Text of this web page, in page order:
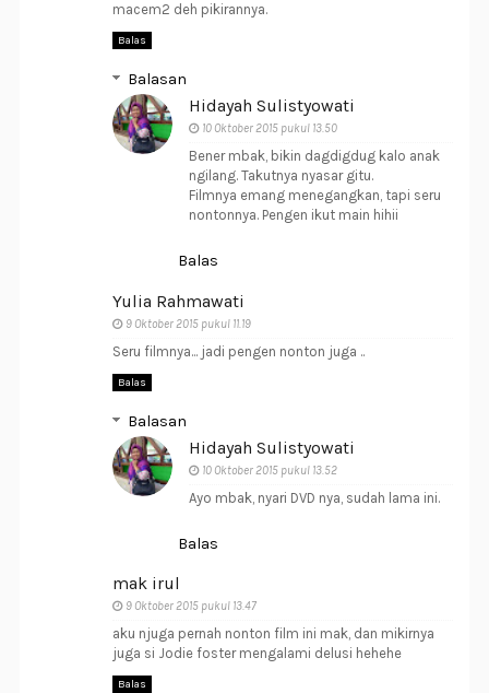
macem2 deh pikirannya.
Balas
Balasan
Hidayah Sulistyowati
10 Oktober 2015 pukul 13.50
Bener mbak, bikin dagdigdug kalo anak
ngilang. Takutnya nyasar gitu.
Filmnya emang menegangkan, tapi seru
nontonnya. Pengen ikut main hihii
Balas
Yulia Rahmawati
9 Oktober 2015 pukul 11.19
Seru filmnya... jadi pengen nonton juga ..
Balas
Balasan
Hidayah Sulistyowati
10 Oktober 2015 pukul 13.52
Ayo mbak, nyari DVD nya, sudah lama ini.
Balas
mak irul
9 Oktober 2015 pukul 13.47
aku njuga pernah nonton film ini mak, dan mikirnya
juga si Jodie foster mengalami delusi hehehe
Balas